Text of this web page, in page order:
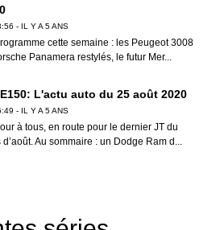
- IL Y A 5 ANS
cette semaine : les Peugeot 3008
Panamera restylés, le futur Mer...
L'actu auto du 25 août 2020
- IL Y A 5 ANS
à tous, en route pour le dernier JT du
d’août. Au sommaire : un Dodge Ram d...